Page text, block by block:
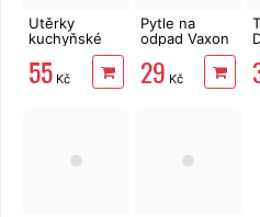
Utěrky
kuchyňské
TENTO Extra
Strong
3vrstvé, 2
55 Kč
Pytle na
odpad Vaxon
60l, 20ks,
13µm, vázací,
fialové,
29 Kč